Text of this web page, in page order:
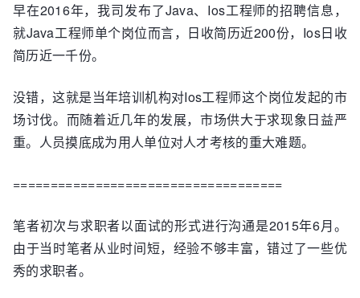
早在2016年，我司发布了Java、Ios工程师的招聘信息，
就Java工程师单个岗位而言，日收简历近200份，Ios日收
简历近一千份。
没错，这就是当年培训机构对Ios工程师这个岗位发起的市
场讨伐。而随着近几年的发展，市场供大于求现象日益严
重。人员摸底成为用人单位对人才考核的重大难题。
====================================
笔者初次与求职者以面试的形式进行沟通是2015年6月。
由于当时笔者从业时间短，经验不够丰富，错过了一些优
秀的求职者。